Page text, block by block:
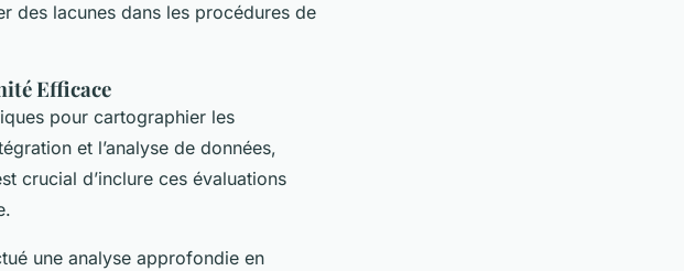
des lacunes dans les procédures de
Efficace
pour cartographier les
et l’analyse de données,
crucial d’inclure ces évaluations
une analyse approfondie en